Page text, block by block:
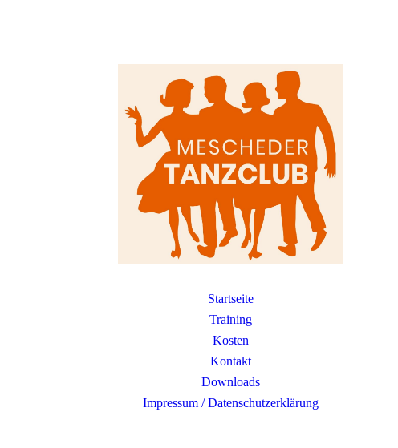
Startseite
Training
Kosten
Kontakt
Downloads
Impressum / Datenschutzerklärung